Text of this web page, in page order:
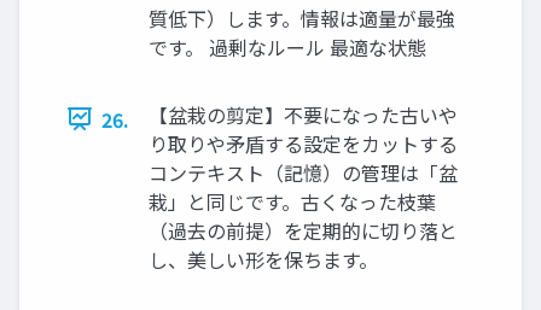
質低下）します。情報は適量が最強
です。 過剰なルール 最適な状態
26.
【盆栽の剪定】不要になった古いや
り取りや矛盾する設定をカットする
コンテキスト（記憶）の管理は「盆
栽」と同じです。古くなった枝葉
（過去の前提）を定期的に切り落と
し、美しい形を保ちます。